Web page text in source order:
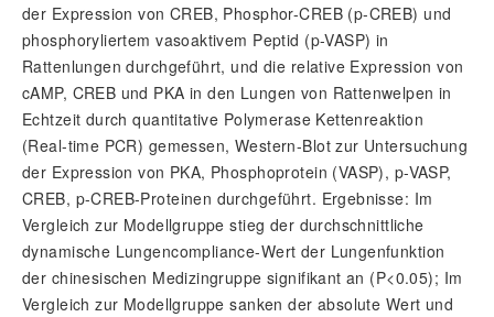
der Expression von CREB, Phosphor-CREB (p-CREB) und
phosphoryliertem vasoaktivem Peptid (p-VASP) in
Rattenlungen durchgeführt, und die relative Expression von
cAMP, CREB und PKA in den Lungen von Rattenwelpen in
Echtzeit durch quantitative Polymerase Kettenreaktion
(Real-time PCR) gemessen, Western-Blot zur Untersuchung
der Expression von PKA, Phosphoprotein (VASP), p-VASP,
CREB, p-CREB-Proteinen durchgeführt. Ergebnisse: Im
Vergleich zur Modellgruppe stieg der durchschnittliche
dynamische Lungencompliance-Wert der Lungenfunktion
der chinesischen Medizingruppe signifikant an (P<0.05); Im
Vergleich zur Modellgruppe sanken der absolute Wert und